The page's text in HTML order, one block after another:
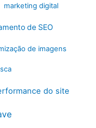
marketing digital
de SEO
de imagens
do site